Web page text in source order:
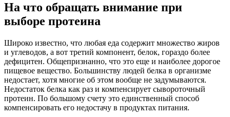
На что обращать внимание при
выборе протеина
Широко известно, что любая еда содержит множество жиров
и углеводов, а вот третий компонент, белок, гораздо более
дефицитен. Общепризнанно, что это еще и наиболее дорогое
пищевое вещество. Большинству людей белка в организме
недостает, хотя многие об этом вообще не задумываются.
Недостаток белка как раз и компенсирует сывороточный
протеин. По большому счету это единственный способ
компенсировать его недостачу в продуктах питания.